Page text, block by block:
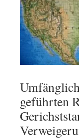
geführten